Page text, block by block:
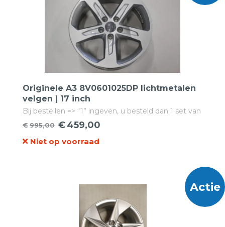
Originele A3 8V0601025DP lichtmetalen
velgen | 17 inch
Bij bestellen => “1” ingeven, u besteld dan 1 set van
4 velgen!
€995,00
Oorspronkelijke
prijs
€459,00
Huidige
prijs
Niet op voorraad
Actie